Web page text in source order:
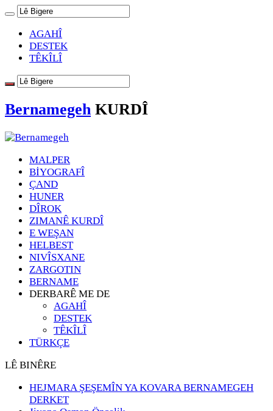
AGAHÎ
DESTEK
TÊKÎLÎ
Bernamegeh KURDÎ
MALPER
BİYOGRAFÎ
ÇAND
HUNER
DÎROK
ZIMANÊ KURDÎ
E WEŞAN
HELBEST
NIVÎSXANE
ZARGOTIN
BERNAME
DERBARÊ ME DE
AGAHÎ
DESTEK
TÊKÎLÎ
TÜRKÇE
LÊ BINÊRE
HEJMARA ŞEŞEMÎN YA KOVARA BERNAMEGEH
DERKET